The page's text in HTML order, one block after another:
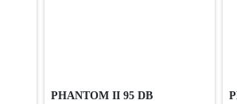
PHANTOM II 95 DB